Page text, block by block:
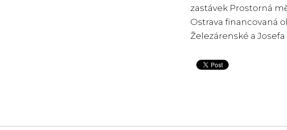
zastávek Prostorná
Ostrava financovaná
Železárenské a Josefa